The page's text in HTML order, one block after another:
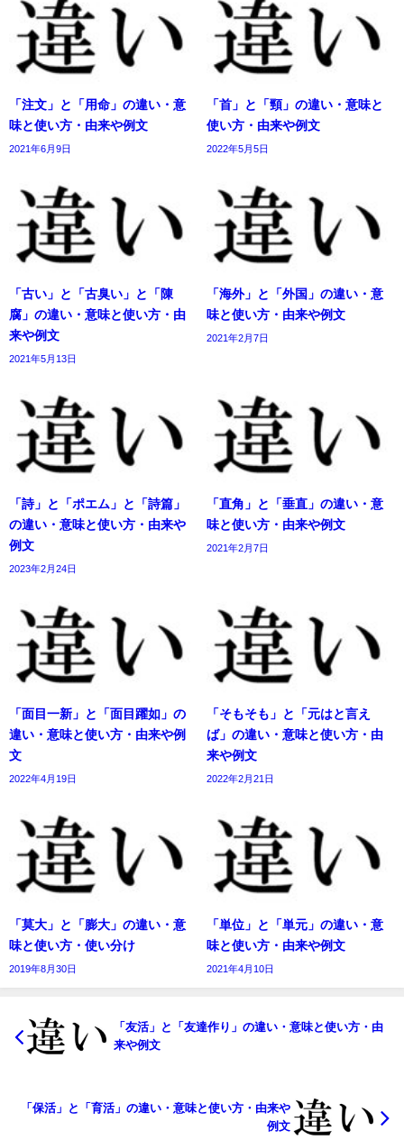
「注文」と「用命」の違い・意
味と使い方・由来や例文
2021年6月9日
「首」と「頸」の違い・意味と
使い方・由来や例文
2022年5月5日
「古い」と「古臭い」と「陳
腐」の違い・意味と使い方・由
来や例文
2021年5月13日
「海外」と「外国」の違い・意
味と使い方・由来や例文
2021年2月7日
「詩」と「ポエム」と「詩篇」
の違い・意味と使い方・由来や
例文
2023年2月24日
「直角」と「垂直」の違い・意
味と使い方・由来や例文
2021年2月7日
「面目一新」と「面目躍如」の
違い・意味と使い方・由来や例
文
2022年4月19日
「そもそも」と「元はと言え
ば」の違い・意味と使い方・由
来や例文
2022年2月21日
「莫大」と「膨大」の違い・意
味と使い方・使い分け
2019年8月30日
「単位」と「単元」の違い・意
味と使い方・由来や例文
2021年4月10日
「友活」と「友達作り」の違い・意味と使い方・由
来や例文
「保活」と「育活」の違い・意味と使い方・由来や
例文